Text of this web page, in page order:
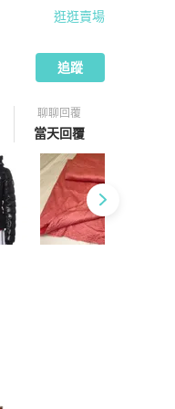
逛逛賣場
追蹤
聊聊回覆
當天回覆